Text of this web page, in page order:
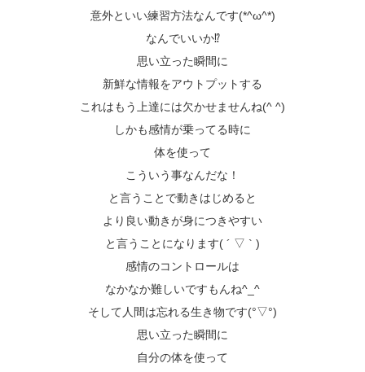
意外といい練習方法なんです(*^ω^*)
なんでいいか⁉️
思い立った瞬間に
新鮮な情報をアウトプットする
これはもう上達には欠かせませんね(^ ^)
しかも感情が乗ってる時に
体を使って
こういう事なんだな！
と言うことで動きはじめると
より良い動きが身につきやすい
と言うことになります( ´ ▽ ` )
感情のコントロールは
なかなか難しいですもんね^_^
そして人間は忘れる生き物です(°▽°)
思い立った瞬間に
自分の体を使って